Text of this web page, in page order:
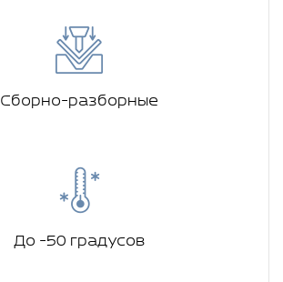
Сборно-разборные
До -50 градусов